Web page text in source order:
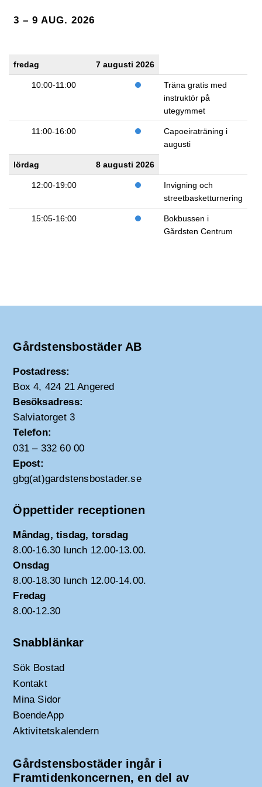
3 – 9 AUG. 2026
fredag 7 augusti 2026
10:00-11:00
Träna gratis med
instruktör på
utegymmet
11:00-16:00
Capoeiraträning i
augusti
lördag 8 augusti 2026
12:00-19:00
Invigning och
streetbasketturnering
15:05-16:00
Bokbussen i
Gårdsten Centrum
Gårdstensbostäder AB
Postadress:
Box 4, 424 21 Angered
Besöksadress:
Salviatorget 3
Telefon:
031 – 332 60 00
Epost:
gbg(at)gardstensbostader.se
Öppettider receptionen
Måndag, tisdag, torsdag
8.00-16.30 lunch 12.00-13.00.
Onsdag
8.00-18.30 lunch 12.00-14.00.
Fredag
8.00-12.30
Snabblänkar
Sök Bostad
Kontakt
Mina Sidor
BoendeApp
Aktivitetskalendern
Gårdstensbostäder ingår i
Framtidenkoncernen, en del av